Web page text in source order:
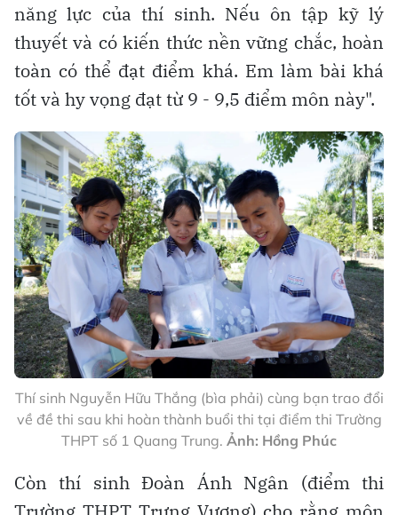
năng lực của thí sinh. Nếu ôn tập kỹ lý
thuyết và có kiến thức nền vững chắc, hoàn
toàn có thể đạt điểm khá. Em làm bài khá
tốt và hy vọng đạt từ 9 - 9,5 điểm môn này".
Thí sinh Nguyễn Hữu Thắng (bìa phải) cùng bạn trao đổi
về đề thi sau khi hoàn thành buổi thi tại điểm thi Trường
THPT số 1 Quang Trung. Ảnh: Hồng Phúc
Còn thí sinh Đoàn Ánh Ngân (điểm thi